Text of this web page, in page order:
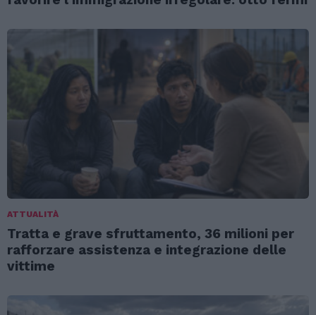
ATTUALITÀ
Tratta e grave sfruttamento, 36 milioni per
rafforzare assistenza e integrazione delle
vittime